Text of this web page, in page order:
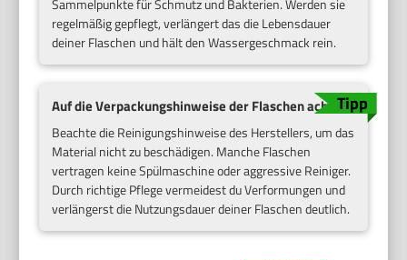
Sammelpunkte für Schmutz und Bakterien. Werden sie
regelmäßig gepflegt, verlängert das die Lebensdauer
deiner Flaschen und hält den Wassergeschmack rein.
Auf die Verpackungs­hinweise der Flaschen achten
Beachte die Reinigungshinweise des Herstellers, um das
Material nicht zu beschädigen. Manche Flaschen
vertragen keine Spülmaschine oder aggressive Reiniger.
Durch richtige Pflege vermeidest du Verformungen und
verlängerst die Nutzungsdauer deiner Flaschen deutlich.